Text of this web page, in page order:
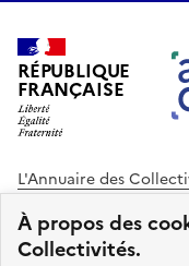
À propos des
Collectivités.
RÉPUBLIQUE
FRANÇAISE
L'Annuaire des
des Territoires
Cohésion des
est disponible en